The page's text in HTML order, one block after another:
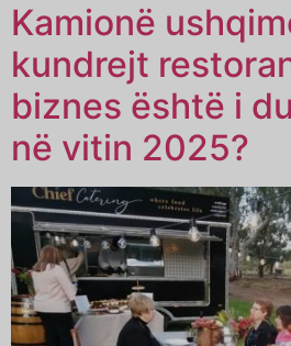
Kamionë
kundrejt
biznes është i
në vitin 2025?